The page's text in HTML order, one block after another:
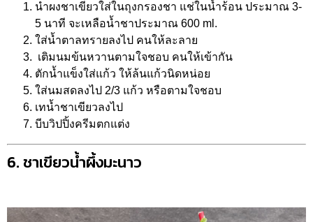
นำผงชาเขียวใส่ในถุงกรองชา แช่ในน้ำร้อน ประมาณ 3-
5 นาที จะเหลือน้ำชาประมาณ 600 ml.
ใส่น้ำตาลทรายลงไป คนให้ละลาย
เติมนมข้นหวานตามใจชอบ คนให้เข้ากัน
ตักน้ำแข็งใส่แก้ว ให้ล้นแก้วนิดหน่อย
ใส่นมสดลงไป 2/3 แก้ว หรือตามใจชอบ
เทน้ำชาเขียวลงไป
บีบวิปปิ้งครีมตกแต่ง
6. ชาเขียวน้ำผึ้งมะนาว